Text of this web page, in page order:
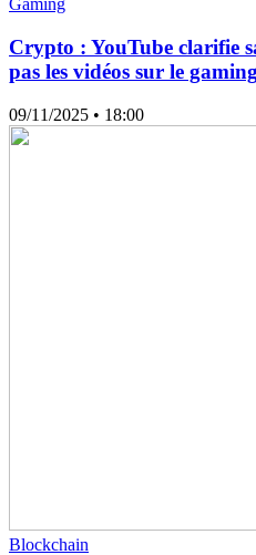
Gaming
Crypto : YouTube clarifie
pas les vidéos sur le
09/11/2025 • 18:00
Blockchain